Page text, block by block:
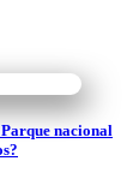
nacional